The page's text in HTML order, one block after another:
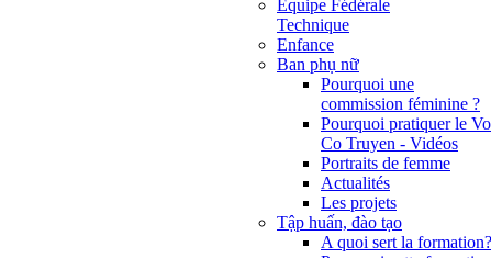
Equipe Fédérale
Technique
Enfance
Ban phụ nữ
Pourquoi une
commission féminine ?
Pourquoi pratiquer le Vo
Co Truyen - Vidéos
Portraits de femme
Actualités
Les projets
Tập huấn, đào tạo
A quoi sert la formation?